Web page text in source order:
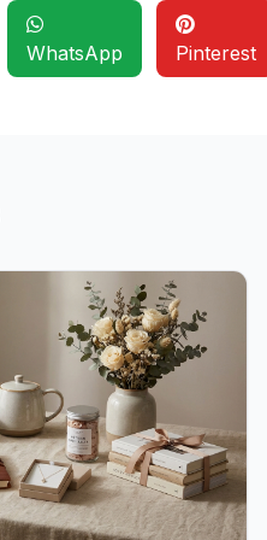
WhatsApp Pinterest